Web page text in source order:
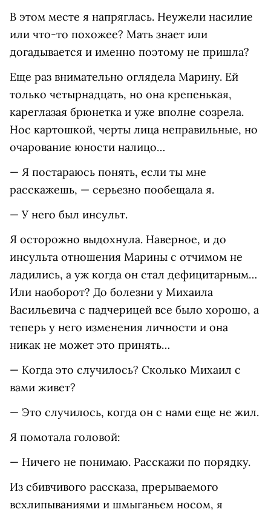
В этом месте я напряглась. Неужели насилие
или что-то похожее? Мать знает или
догадывается и именно поэтому не пришла?
Еще раз внимательно оглядела Марину. Ей
только четырнадцать, но она крепенькая,
кареглазая брюнетка и уже вполне созрела.
Нос картошкой, черты лица неправильные, но
очарование юности налицо…
— Я постараюсь понять, если ты мне
расскажешь, — серьезно пообещала я.
— У него был инсульт.
Я осторожно выдохнула. Наверное, и до
инсульта отношения Марины с отчимом не
ладились, а уж когда он стал дефицитарным…
Или наоборот? До болезни у Михаила
Васильевича с падчерицей все было хорошо, а
теперь у него изменения личности и она
никак не может это принять…
— Когда это случилось? Сколько Михаил с
вами живет?
— Это случилось, когда он с нами еще не жил.
Я помотала головой:
— Ничего не понимаю. Расскажи по порядку.
Из сбивчивого рассказа, прерываемого
всхлипываниями и шмыганьем носом, я